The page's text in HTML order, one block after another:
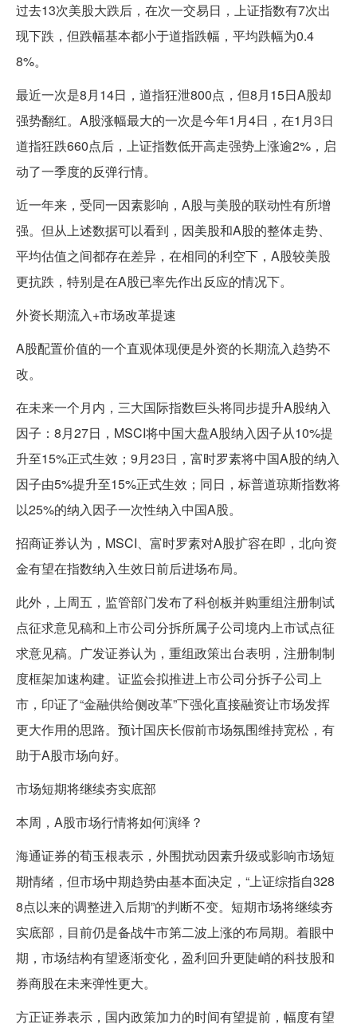
过去13次美股大跌后，在次一交易日，上证指数有7次出
现下跌，但跌幅基本都小于道指跌幅，平均跌幅为0.4
8%。
最近一次是8月14日，道指狂泄800点，但8月15日A股却
强势翻红。A股涨幅最大的一次是今年1月4日，在1月3日
道指狂跌660点后，上证指数低开高走强势上涨逾2%，启
动了一季度的反弹行情。
近一年来，受同一因素影响，A股与美股的联动性有所增
强。但从上述数据可以看到，因美股和A股的整体走势、
平均估值之间都存在差异，在相同的利空下，A股较美股
更抗跌，特别是在A股已率先作出反应的情况下。
外资长期流入+市场改革提速
A股配置价值的一个直观体现便是外资的长期流入趋势不
改。
在未来一个月内，三大国际指数巨头将同步提升A股纳入
因子：8月27日，MSCI将中国大盘A股纳入因子从10%提
升至15%正式生效；9月23日，富时罗素将中国A股的纳入
因子由5%提升至15%正式生效；同日，标普道琼斯指数将
以25%的纳入因子一次性纳入中国A股。
招商证券认为，MSCI、富时罗素对A股扩容在即，北向资
金有望在指数纳入生效日前后进场布局。
此外，上周五，监管部门发布了科创板并购重组注册制试
点征求意见稿和上市公司分拆所属子公司境内上市试点征
求意见稿。广发证券认为，重组政策出台表明，注册制制
度框架加速构建。证监会拟推进上市公司分拆子公司上
市，印证了“金融供给侧改革”下强化直接融资让市场发挥
更大作用的思路。预计国庆长假前市场氛围维持宽松，有
助于A股市场向好。
市场短期将继续夯实底部
本周，A股市场行情将如何演绎？
海通证券的荀玉根表示，外围扰动因素升级或影响市场短
期情绪，但市场中期趋势由基本面决定，“上证综指自328
8点以来的调整进入后期”的判断不变。短期市场将继续夯
实底部，目前仍是备战牛市第二波上涨的布局期。着眼中
期，市场结构有望逐渐变化，盈利回升更陡峭的科技股和
券商股在未来弹性更大。
方正证券表示，国内政策加力的时间有望提前，幅度有望